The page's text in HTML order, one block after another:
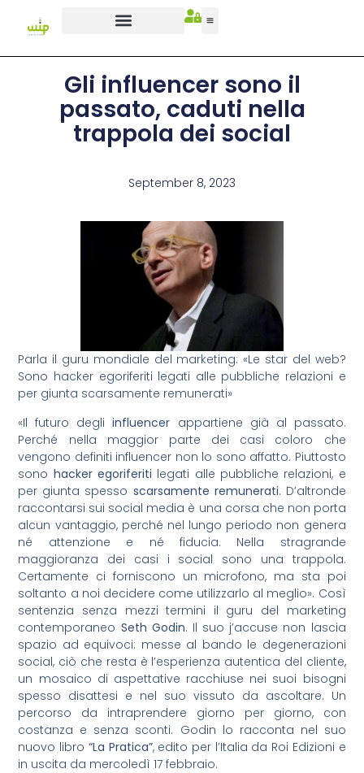
Gli influencer sono il
passato, caduti nella
trappola dei social
September 8, 2023
Parla il guru mondiale del marketing: «Le star del web?
Sono hacker egoriferiti legati alle pubbliche relazioni e
per giunta scarsamente remunerati»
«Il futuro degliinfluencer appartiene già al passato.
Perché nella maggior parte dei casi coloro che
vengono definiti influencer non lo sono affatto. Piuttosto
sono hacker egoriferiti legati alle pubbliche relazioni, e
per giunta spesso scarsamente remunerati. D’altronde
raccontarsi sui social media è una corsa che non porta
alcun vantaggio, perché nel lungo periodo non genera
né attenzione e né fiducia. Nella stragrande
maggioranza dei casi i social sono una trappola.
Certamente ci forniscono un microfono, ma sta poi
soltanto a noi decidere come utilizzarlo al meglio». Così
sentenzia senza mezzi termini il guru del marketing
contemporaneo Seth Godin. Il suo j’accuse non lascia
spazio ad equivoci: messe al bando le degenerazioni
social, ciò che resta è l’esperienza autentica del cliente,
un mosaico di aspettative racchiuse nei suoi bisogni
spesso disattesi e nel suo vissuto da ascoltare. Un
percorso da intraprendere giorno per giorno, con
costanza e senza sconti. Godin lo racconta nel suo
nuovo libro “La Pratica”, edito per l’Italia da Roi Edizioni e
in uscita da mercoledì 17 febbraio.